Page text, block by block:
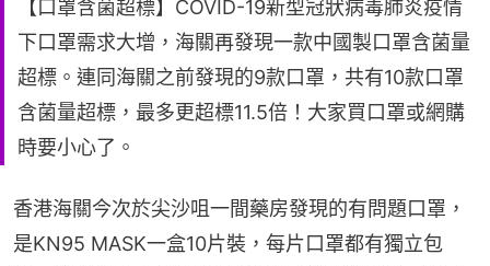
【口罩含菌超標】COVID-19新型冠狀病毒肺炎疫情
下口罩需求大增，海關再發現一款中國製口罩含菌量
超標。連同海關之前發現的9款口罩，共有10款口罩
含菌量超標，最多更超標11.5倍！大家買口罩或網購
時要小心了。
香港海關今次於尖沙咀一間藥房發現的有問題口罩，
是KN95 MASK一盒10片裝，每片口罩都有獨立包